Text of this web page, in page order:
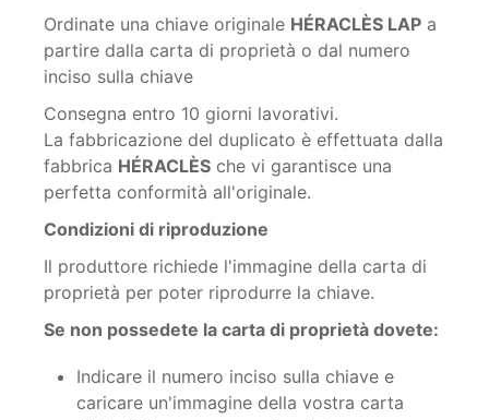
Ordinate una chiave originale HÉRACLÈS LAP a
partire dalla carta di proprietà o dal numero
inciso sulla chiave
Consegna entro 10 giorni lavorativi.
La fabbricazione del duplicato è effettuata dalla
fabbrica HÉRACLÈS che vi garantisce una
perfetta conformità all'originale.
Condizioni di riproduzione
Il produttore richiede l'immagine della carta di
proprietà per poter riprodurre la chiave.
Se non possedete la carta di proprietà dovete:
Indicare il numero inciso sulla chiave e
caricare un'immagine della vostra carta